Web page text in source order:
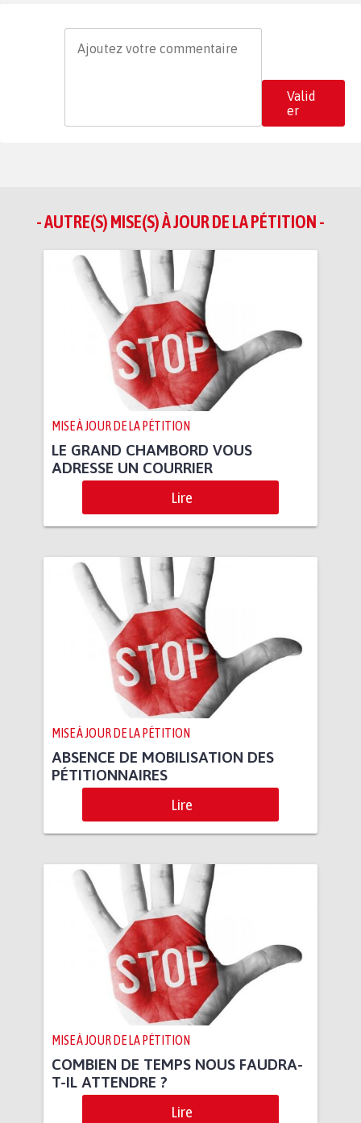
Valid
er
- AUTRE(S) MISE(S) À JOUR DE LA PÉTITION -
MISE À JOUR DE LA PÉTITION
LE GRAND CHAMBORD VOUS
ADRESSE UN COURRIER
Lire
MISE À JOUR DE LA PÉTITION
ABSENCE DE MOBILISATION DES
PÉTITIONNAIRES
Lire
MISE À JOUR DE LA PÉTITION
COMBIEN DE TEMPS NOUS FAUDRA-
T-IL ATTENDRE ?
Lire